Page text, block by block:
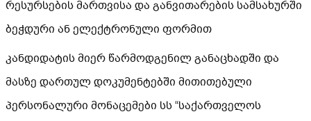
რესურსების მართვისა და განვითარების სამსახურში
ბეჭდური ან ელექტრონული ფორმით
კანდიდატის მიერ წარმოდგენილ განაცხადში და
მასზე დართულ დოკუმენტებში მითითებული
პერსონალური მონაცემები სს “საქართველოს